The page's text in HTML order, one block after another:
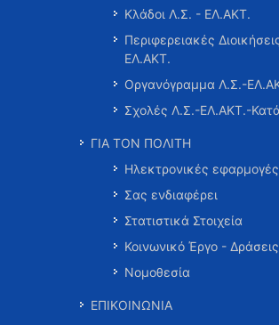
Κλάδοι Λ.Σ. - ΕΛ.ΑΚΤ.
Περιφερειακές
ΕΛ.ΑΚΤ.
Οργανόγραμμα Λ.Σ.-
Σχολές Λ.Σ.-ΕΛ.ΑΚΤ.-
ΓΙΑ ΤΟΝ ΠΟΛΙΤΗ
Ηλεκτρονικές εφαρμογές
Σας ενδιαφέρει
Στατιστικά Στοιχεία
Κοινωνικό Έργο - Δράσεις
Νομοθεσία
ΕΠΙΚΟΙΝΩΝΙΑ